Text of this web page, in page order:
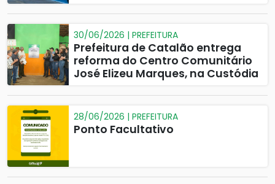
30/06/2026 | PREFEITURA
Prefeitura de Catalão entrega
reforma do Centro Comunitário
José Elizeu Marques, na Custódia
28/06/2026 | PREFEITURA
Ponto Facultativo